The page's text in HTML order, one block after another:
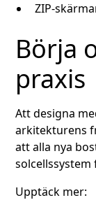
ZIP-
Börja
praxis
Att designa
arkitekturens
att alla nya
solcellssystem
Upptäck mer: